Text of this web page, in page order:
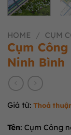
HOME / CỤM
Cụm
Ninh Bình
Giá từ: Thoả
Tên: Cụm Công